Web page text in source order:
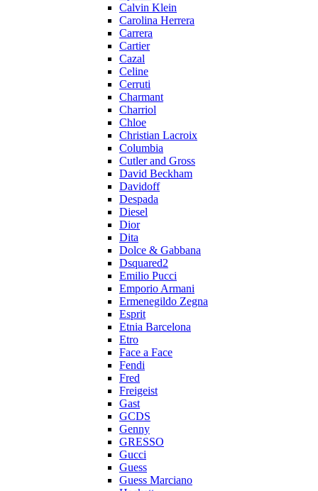
Calvin Klein
Carolina Herrera
Carrera
Cartier
Cazal
Celine
Cerruti
Charmant
Charriol
Chloe
Christian Lacroix
Columbia
Cutler and Gross
David Beckham
Davidoff
Despada
Diesel
Dior
Dita
Dolce & Gabbana
Dsquared2
Emilio Pucci
Emporio Armani
Ermenegildo Zegna
Esprit
Etnia Barcelona
Etro
Face a Face
Fendi
Fred
Freigeist
Gast
GCDS
Genny
GRESSO
Gucci
Guess
Guess Marciano